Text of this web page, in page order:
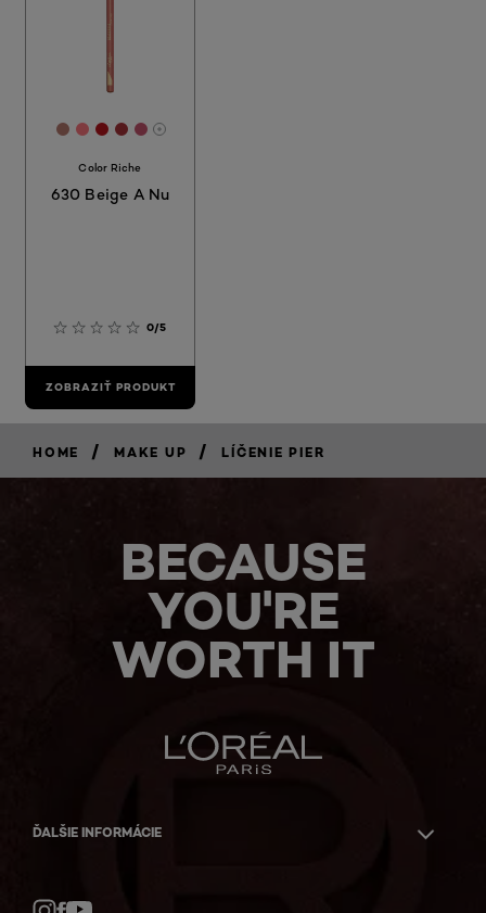
[Color]: #B77a6f
[Color]: #FF777F
[Color]: #Bc151c
[Color]: #Aa3239
[Color]: #C7546e
More shades are available
Color Riche
630 Beige A Nu
0/5
ZOBRAZIŤ PRODUKT
HOME / MAKE UP / LÍČENIE PIER
BECAUSE
YOU'RE
WORTH IT
ĎALŠIE INFORMÁCIE